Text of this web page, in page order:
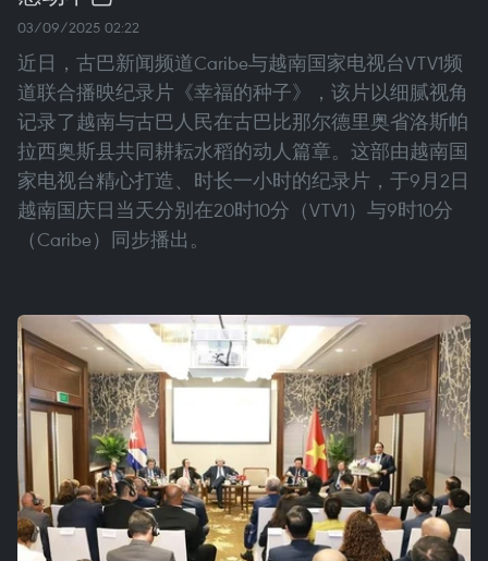
03/09/2025 02:22
近日，古巴新闻频道Caribe与越南国家电视台VTV1频
道联合播映纪录片《幸福的种子》，该片以细腻视角
记录了越南与古巴人民在古巴比那尔德里奥省洛斯帕
拉西奥斯县共同耕耘水稻的动人篇章。这部由越南国
家电视台精心打造、时长一小时的纪录片，于9月2日
越南国庆日当天分别在20时10分（VTV1）与9时10分
（Caribe）同步播出。